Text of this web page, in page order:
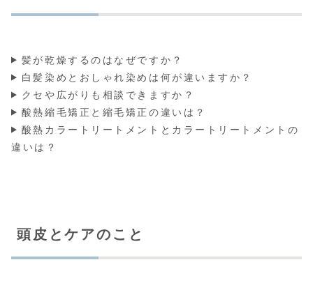
髪が乾燥するのはなぜですか？
白髪染めとおしゃれ染めは何が違いますか？
クセや広がりも相談できますか？
酸熱縮毛矯正と縮毛矯正の違いは？
酸熱カラートリートメントとカラートリートメントの
違いは？
頭皮とケアのこと